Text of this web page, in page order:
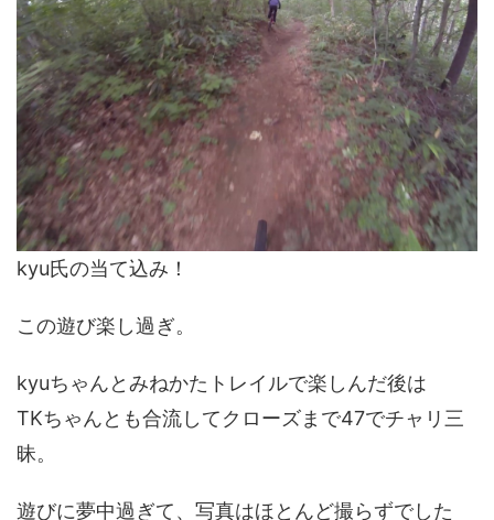
kyu氏の当て込み！
この遊び楽し過ぎ。
kyuちゃんとみねかたトレイルで楽しんだ後は
TKちゃんとも合流してクローズまで47でチャリ三
昧。
遊びに夢中過ぎて、写真はほとんど撮らずでした